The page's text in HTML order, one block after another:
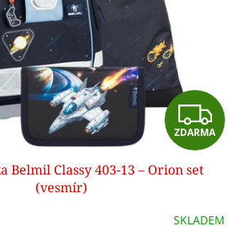
Z
D
R
ZDARMA
Belmil Classy 403-13 – Orion set
(vesmír)
SKLADEM